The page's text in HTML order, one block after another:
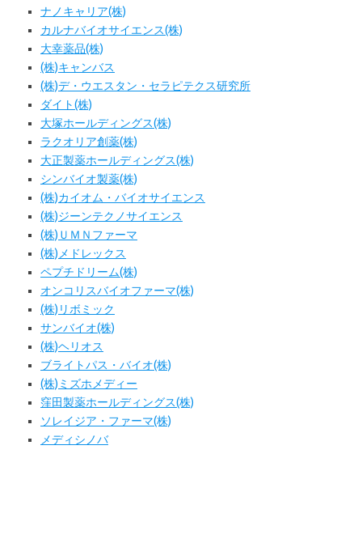
ナノキャリア(株)
カルナバイオサイエンス(株)
大幸薬品(株)
(株)キャンバス
(株)デ・ウエスタン・セラピテクス研究所
ダイト(株)
大塚ホールディングス(株)
ラクオリア創薬(株)
大正製薬ホールディングス(株)
シンバイオ製薬(株)
(株)カイオム・バイオサイエンス
(株)ジーンテクノサイエンス
(株)ＵＭＮファーマ
(株)メドレックス
ペプチドリーム(株)
オンコリスバイオファーマ(株)
(株)リボミック
サンバイオ(株)
(株)ヘリオス
ブライトパス・バイオ(株)
(株)ミズホメディー
窪田製薬ホールディングス(株)
ソレイジア・ファーマ(株)
メディシノバ